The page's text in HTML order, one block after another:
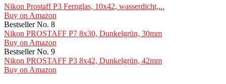
Nikon Prostaff P3 Fernglas, 10x42, wasserdicht,...
Buy on Amazon
Bestseller No. 8
Nikon PROSTAFF P7 8x30, Dunkelgrün, 30mm
Buy on Amazon
Bestseller No. 9
Nikon PROSTAFF P3 8x42, Dunkelgrün, 42mm
Buy on Amazon